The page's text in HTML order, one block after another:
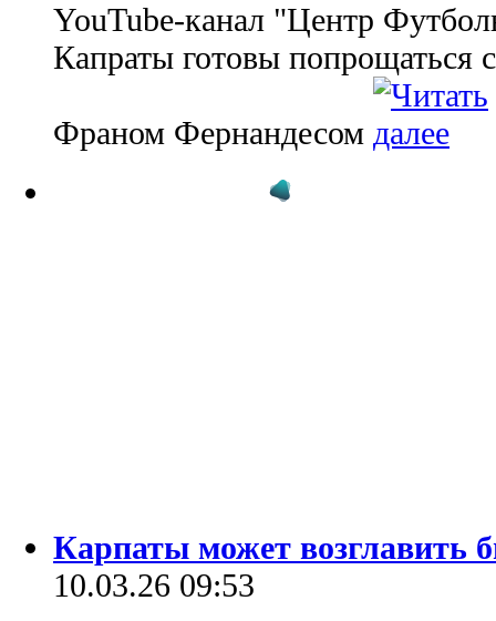
YouTube-канал "Центр
Капраты готовы попрощаться
Франом Фернандесом
Карпаты может возглавить
10.03.26 09:53